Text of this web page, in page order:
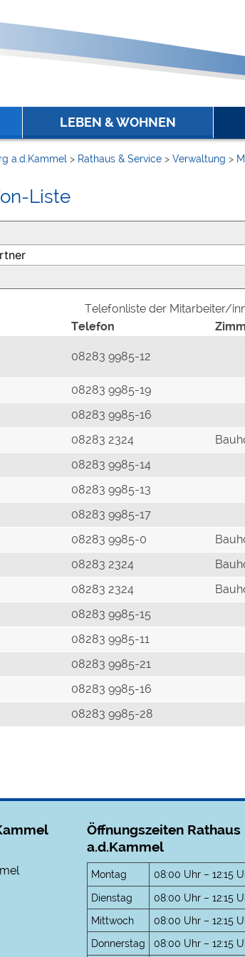
LEBEN & WOHNEN
a.d.Kammel > Rathaus & Service > Verwaltung >
Liste
Telefonliste der Mitarbeiter/
Telefon
08283 9985-12
08283 9985-19
08283 9985-16
08283 2324
08283 9985-14
08283 9985-13
08283 9985-17
08283 9985-0
08283 2324
08283 2324
08283 9985-15
08283 9985-11
08283 9985-21
08283 9985-16
08283 9985-28
Öffnungszeiten
a.d.Kammel
Montag 08:00 Uhr – 12:15
Dienstag
08:00 Uhr – 12:15
Mittwoch
08:00 Uhr – 12:15
Donnerstag
08:00 Uhr – 12:15